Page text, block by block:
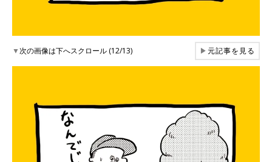
▼次の画像は下へスクロール (12/13) ▶元記事を見る